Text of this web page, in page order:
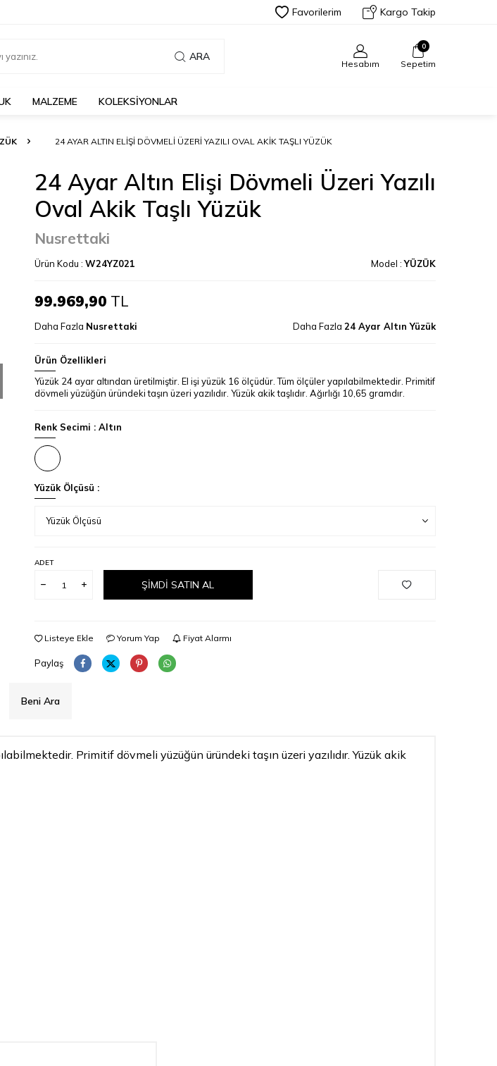
Favorilerim Kargo Takip
ARA
Hesabım
0
Sepetim
MALZEME KOLEKSİYONLAR
24 AYAR ALTIN ELIŞI DÖVMELI ÜZERI YAZILI OVAL AKIK TAŞLI YÜZÜK
24 Ayar Altın Elişi Dövmeli Üzeri Yazılı
Oval Akik Taşlı Yüzük
Nusrettaki
Ürün Kodu : W24YZ021 Model :YÜZÜK
99.969,90 TL
Daha Fazla Nusrettaki Daha Fazla 24 Ayar Altın Yüzük
Ürün Özellikleri
Yüzük 24 ayar altından üretilmiştir. El işi yüzük 16 ölçüdür. Tüm ölçüler yapılabilmektedir. Primitif
dövmeli yüzüğün üründeki taşın üzeri yazılıdır. Yüzük akik taşlıdır. Ağırlığı 10,65 gramdır.
Renk Secimi : Altın
Yüzük Ölçüsü :
ADET
ŞIMDI SATIN AL
Listeye Ekle Yorum Yap Fiyat Alarmı
Paylaş
Beni Ara
Primitif dövmeli yüzüğün üründeki taşın üzeri yazılıdır. Yüzük akik